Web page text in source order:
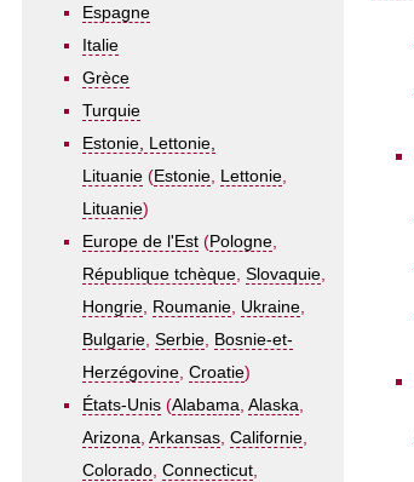
Espagne
Italie
Grèce
Turquie
Estonie, Lettonie,
Lituanie (Estonie, Lettonie,
Lituanie)
Europe de l'Est (Pologne,
République tchèque, Slovaquie,
Hongrie, Roumanie, Ukraine,
Bulgarie, Serbie, Bosnie-et-
Herzégovine, Croatie)
États-Unis (Alabama, Alaska,
Arizona, Arkansas, Californie,
Colorado, Connecticut,